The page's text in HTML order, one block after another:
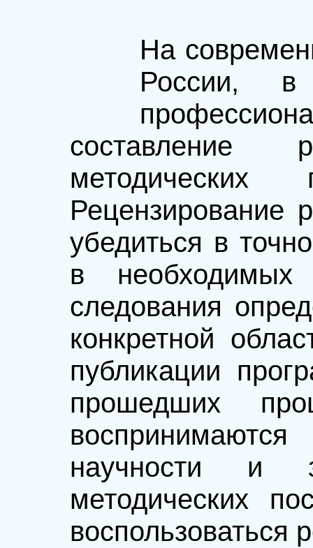
На
России, в
составление
методических
Рецензирование
убедиться в
в необходимых
следования
конкретной
публикации
прошедших
научности и
методических
воспользоваться